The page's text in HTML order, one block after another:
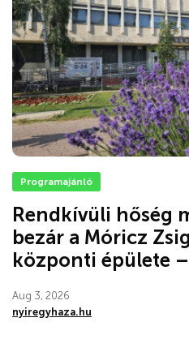
Programajánló
Rendkívüli hőség
bezár a Móricz
központi épülete
Aug 3, 2026
nyiregyhaza.hu